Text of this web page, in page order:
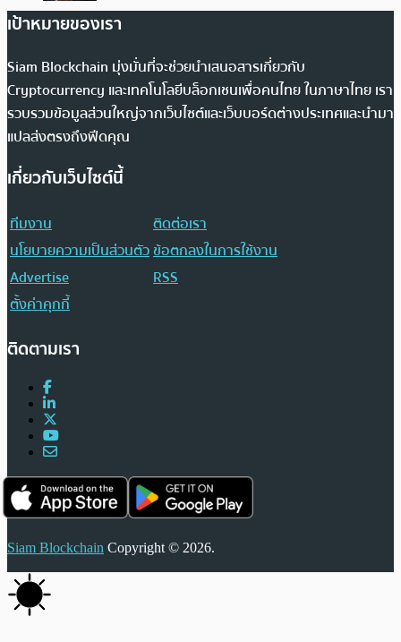
เป้าหมายของเรา
Siam Blockchain มุ่งมั่นที่จะช่วยนำเสนอสารเกี่ยวกับ
Cryptocurrency และเทคโนโลยีบล็อกเชนเพื่อคนไทย ในภาษาไทย เรา
รวบรวมข้อมูลส่วนใหญ่จากเว็บไซต์และเว็บบอร์ดต่างประเทศและนำมา
แปลส่งตรงถึงฟีดคุณ
เกี่ยวกับเว็บไซต์นี้
ทีมงาน
ติดต่อเรา
นโยบายความเป็นส่วนตัวข้อตกลงในการใช้งาน
Advertise
RSS
ตั้งค่าคุกกี้
ติดตามเรา
Siam Blockchain Copyright © 2026.